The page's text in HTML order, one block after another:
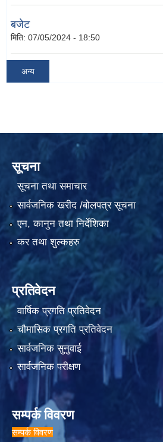
बजेट
मिति: 07/05/2024 - 18:50
अन्य
सूचना
सूचना तथा समाचार
सार्वजनिक खरीद /बोलपत्र सूचना
एन, कानुन तथा निर्देशिका
कर तथा शुल्कहरु
प्रतिवेदन
वार्षिक प्रगति प्रतिवेदन
चौमासिक प्रगति प्रतिवेदन
सार्वजनिक सुनुवाई
सार्वजनिक परीक्षण
सम्पर्क विवरण
सम्पर्क विवरण